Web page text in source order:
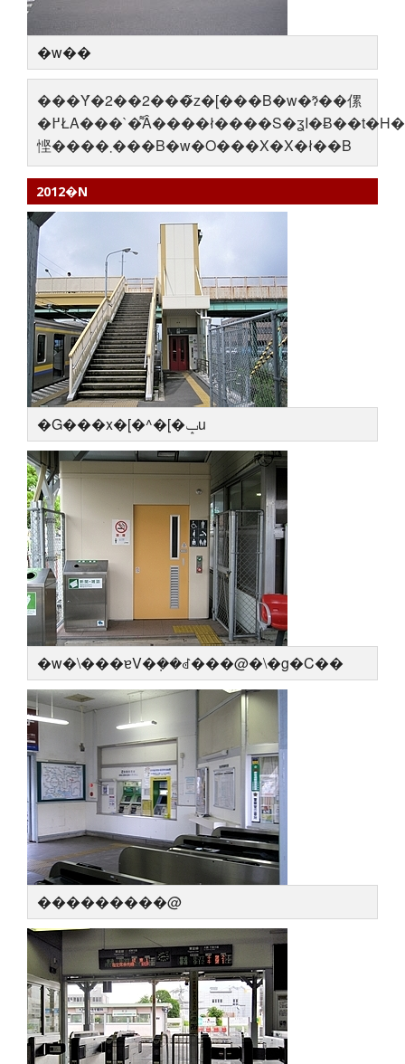
�w��
���Ύ�2��2���̃z�[���B�w�ɂ͂��傫
�߂ŁA���`�͌Â����ł����S�ʓI�Ƀ��t�H�[������Ă��Ă
悭����܂���B�w�O�͏��X�X�ł��B
2012�N
�G���x�[�^�[�ݒu
�w�\���ɐV�݂��ꂽ���@�\�g�C��
���������@